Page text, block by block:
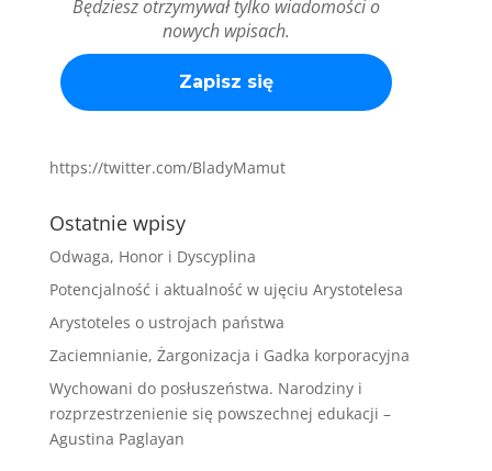
Będziesz otrzymywał tylko wiadomości o
nowych wpisach.
https://twitter.com/BladyMamut
Ostatnie wpisy
Odwaga, Honor i Dyscyplina
Potencjalność i aktualność w ujęciu Arystotelesa
Arystoteles o ustrojach państwa
Zaciemnianie, Żargonizacja i Gadka korporacyjna
Wychowani do posłuszeństwa. Narodziny i
rozprzestrzenienie się powszechnej edukacji –
Agustina Paglayan